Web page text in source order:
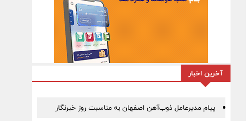
آخرین اخبار
پیام مدیرعامل ذوب‌آهن اصفهان به مناسبت روز خبرنگار